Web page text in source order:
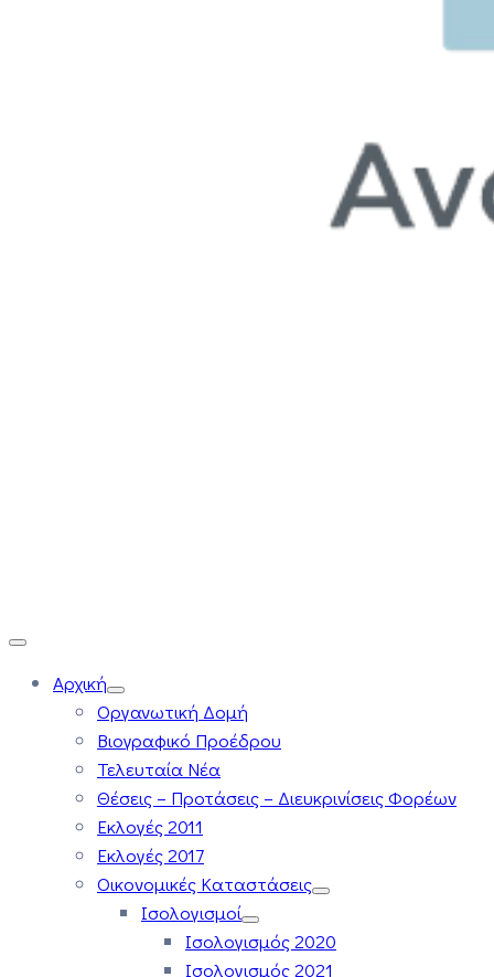
Αρχική
Οργανωτική Δομή
Βιογραφικό Προέδρου
Τελευταία Νέα
Θέσεις – Προτάσεις – Διευκρινίσεις Φορέων
Εκλογές 2011
Εκλογές 2017
Οικονομικές Καταστάσεις
Ισολογισμοί
Ισολογισμός 2020
Ισολογισμός 2021